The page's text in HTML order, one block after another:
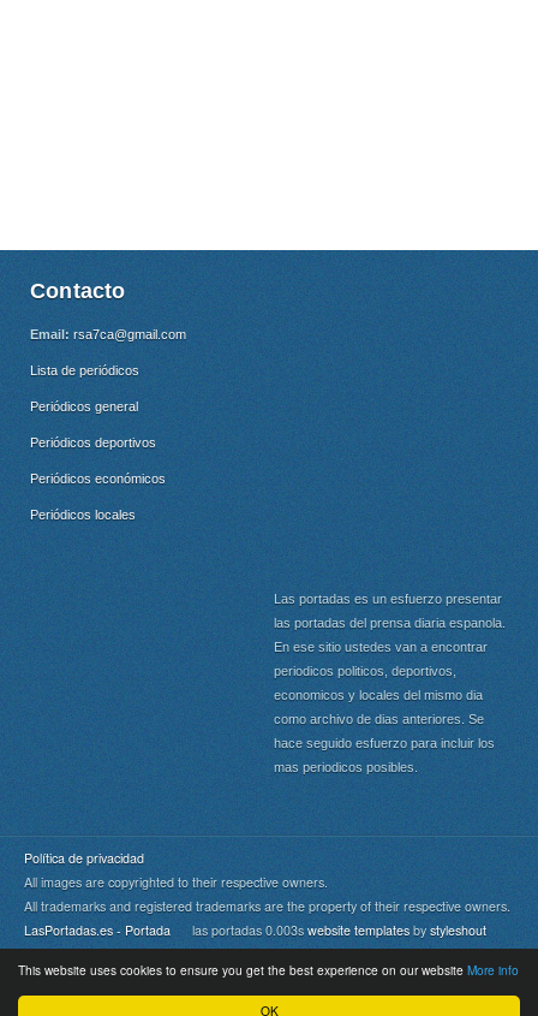
OK
This website uses cookies to ensure you get the best experience on our website More info
Contacto
Email: rsa7ca@gmail.com
Lista de periódicos
Periódicos general
Periódicos deportivos
Periódicos económicos
Periódicos locales
Las portadas es un esfuerzo presentar
las portadas del prensa diaria espanola.
En ese sitio ustedes van a encontrar
periodicos politicos, deportivos,
economicos y locales del mismo dia
como archivo de dias anteriores. Se
hace seguido esfuerzo para incluir los
mas periodicos posibles.
Política de privacidad
All images are copyrighted to their respective owners.
All trademarks and registered trademarks are the property of their respective owners.
LasPortadas.es - Portada las portadas 0.003s website templates by styleshout